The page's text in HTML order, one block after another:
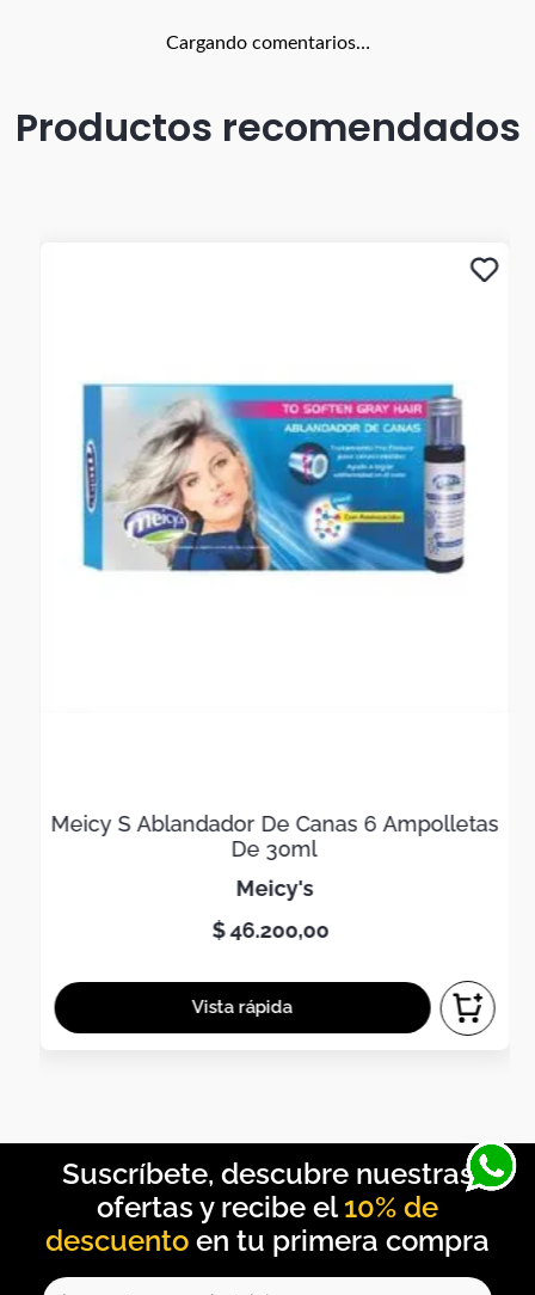
Cargando comentarios…
Productos recomendados
Meicy S Ablandador De Canas 6 Ampolletas
De 30ml
meicy's
$46.200,00
10% de
descuento